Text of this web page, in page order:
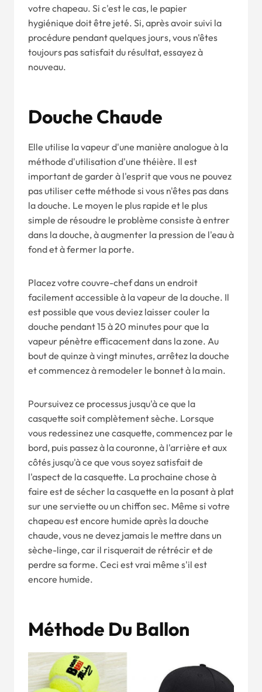
votre chapeau. Si c'est le cas, le papier
hygiénique doit être jeté. Si, après avoir suivi la
procédure pendant quelques jours, vous n'êtes
toujours pas satisfait du résultat, essayez à
nouveau.
Douche Chaude
Elle utilise la vapeur d'une manière analogue à la
méthode d'utilisation d'une théière. Il est
important de garder à l'esprit que vous ne pouvez
pas utiliser cette méthode si vous n'êtes pas dans
la douche. Le moyen le plus rapide et le plus
simple de résoudre le problème consiste à entrer
dans la douche, à augmenter la pression de l'eau à
fond et à fermer la porte.
Placez votre couvre-chef dans un endroit
facilement accessible à la vapeur de la douche. Il
est possible que vous deviez laisser couler la
douche pendant 15 à 20 minutes pour que la
vapeur pénètre efficacement dans la zone. Au
bout de quinze à vingt minutes, arrêtez la douche
et commencez à remodeler le bonnet à la main.
Poursuivez ce processus jusqu'à ce que la
casquette soit complètement sèche. Lorsque
vous redessinez une casquette, commencez par le
bord, puis passez à la couronne, à l'arrière et aux
côtés jusqu'à ce que vous soyez satisfait de
l'aspect de la casquette. La prochaine chose à
faire est de sécher la casquette en la posant à plat
sur une serviette ou un chiffon sec. Même si votre
chapeau est encore humide après la douche
chaude, vous ne devez jamais le mettre dans un
sèche-linge, car il risquerait de rétrécir et de
perdre sa forme. Ceci est vrai même s'il est
encore humide.
Méthode Du Ballon